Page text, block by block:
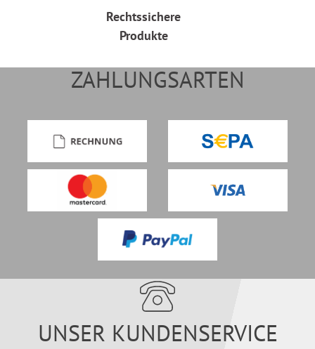
Rechtssichere
Produkte
ZAHLUNGSARTEN
UNSER KUNDENSERVICE